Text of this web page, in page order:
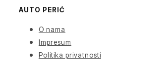
AUTO PERIĆ
O nama
Impresum
Politika privatnosti